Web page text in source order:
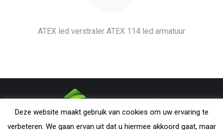
ATEX led verstraler ATEX 114 led armatuur
Deze website maakt gebruik van cookies om uw ervaring te
verbeteren. We gaan ervan uit dat u hiermee akkoord gaat, maar